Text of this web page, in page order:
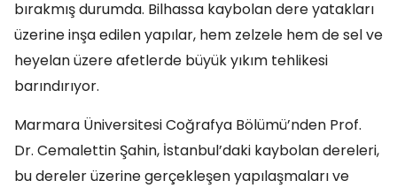
bırakmış durumda. Bilhassa kaybolan dere yatakları
üzerine inşa edilen yapılar, hem zelzele hem de sel ve
heyelan üzere afetlerde büyük yıkım tehlikesi
barındırıyor.
Marmara Üniversitesi Coğrafya Bölümü’nden Prof.
Dr. Cemalettin Şahin, İstanbul’daki kaybolan dereleri,
bu dereler üzerine gerçekleşen yapılaşmaları ve